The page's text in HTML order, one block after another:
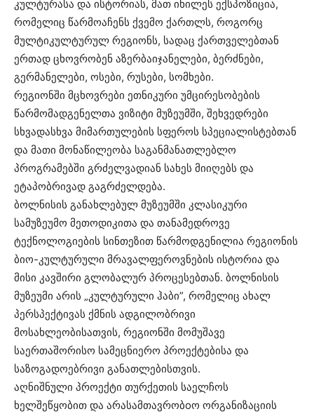
კულტურასა და ისტორიას, მათ იხილეს ექსპოზიცია,
რომელიც წარმოაჩენს ქვემო ქართლს, როგორც
მულტიკულტურულ რეგიონს, სადაც ქართველებთან
ერთად ცხოვრობენ აზერბაიჯანელები, ბერძნები,
გერმანელები, ოსები, რუსები, სომხები.
რეგიონში მცხოვრები ეთნიკური უმცირესობების
წარმომადგენელთა ვიზიტი მუზეუმში, შეხვედრები
სხვადასხვა მიმართულების სფეროს სპეციალისტებთან
და მათი მონაწილეობა საგანმანათლებლო
პროგრამებში გრძელვადიან სახეს მიიღებს და
ეტაპობრივად გაგრძელდება.
ბოლნისის განახლებულ მუზეუმში კლასიკური
სამუზეუმო მეთოდიკითა და თანამედროვე
ტექნოლოგიების სინთეზით წარმოდგენილია რეგიონის
ბიო-კულტურული მრავალფეროვნების ისტორია და
მისი კავშირი გლობალურ პროცესებთან. ბოლნისის
მუზეუმი არის „კულტურული ჰაბი”, რომელიც ახალ
პერსპექტივას ქმნის ადგილობრივი
მოსახლეობისათვის, რეგიონში მომუშავე
საერთაშორისო სამეცნიერო პროექტებისა და
საზოგადოებრივი განათლებისთვის.
აღნიშნული პროექტი თურქეთის საელჩოს
ხელშეწყობით და არასამთავრობoო ორგანიზაციის